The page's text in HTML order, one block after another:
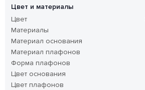
Цвет и материалы
Цвет
Материалы
Материал основания
Материал плафонов
Форма плафонов
Цвет основания
Цвет плафонов